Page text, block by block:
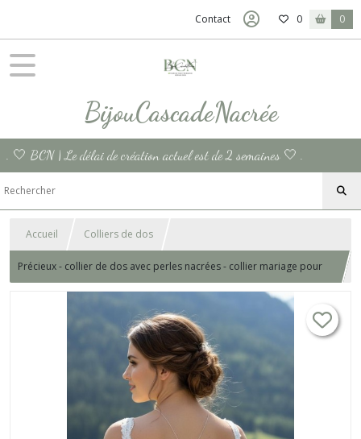
Contact 0 0
BijouCascadeNacrée
. 🤍 BCN | Le délai de création actuel est de 2 semaines 🤍 .
Accueil Colliers de dos
Précieux - collier de dos avec perles nacrées - collier mariage pour
dos nu - chaine de dos pour femme féminine - style classique et